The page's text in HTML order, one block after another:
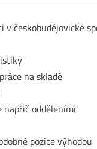
v českobudějovické
na skladě
odděleními
pozice výhodou